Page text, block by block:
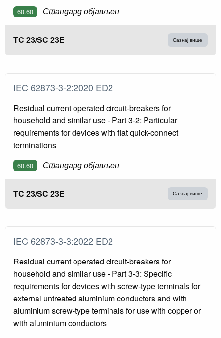
60.60 Стандард објављен
TC 23/SC 23E Сазнај више
IEC 62873-3-2:2020 ED2
Residual current operated circuit-breakers for
household and similar use - Part 3-2: Particular
requirements for devices with flat quick-connect
terminations
60.60 Стандард објављен
TC 23/SC 23E Сазнај више
IEC 62873-3-3:2022 ED2
Residual current operated circuit-breakers for
household and similar use - Part 3-3: Specific
requirements for devices with screw-type terminals for
external untreated aluminium conductors and with
aluminium screw-type terminals for use with copper or
with aluminium conductors